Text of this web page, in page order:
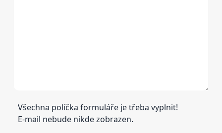
Všechna políčka formuláře je třeba vyplnit!
E-mail nebude nikde zobrazen.